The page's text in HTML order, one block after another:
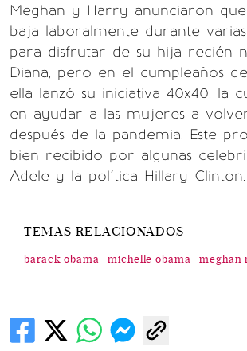
Meghan y Harry anunciaron
baja laboralmente durante varias
para disfrutar de su hija recién
Diana, pero en el cumpleaños
ella lanzó su iniciativa 40x40, la
en ayudar a las mujeres a
después de la pandemia. Este
bien recibido por algunas
Adele y la política Hillary Clinton.
TEMAS RELACIONADOS
barack obama michelle obama meghan